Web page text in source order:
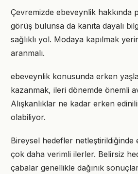
Çevremizde ebeveynlik hakkında
görüş bulunsa da kanıta dayalı
sağlıklı yol. Modaya kapılmak
aranmalı.
ebeveynlik konusunda erken
kazanmak, ileri dönemde önemli
Alışkanlıklar ne kadar erken
olabiliyor.
Bireysel hedefler netleştirildiğinde
çok daha verimli ilerler. Belirsiz
çabalar genellikle dağınık